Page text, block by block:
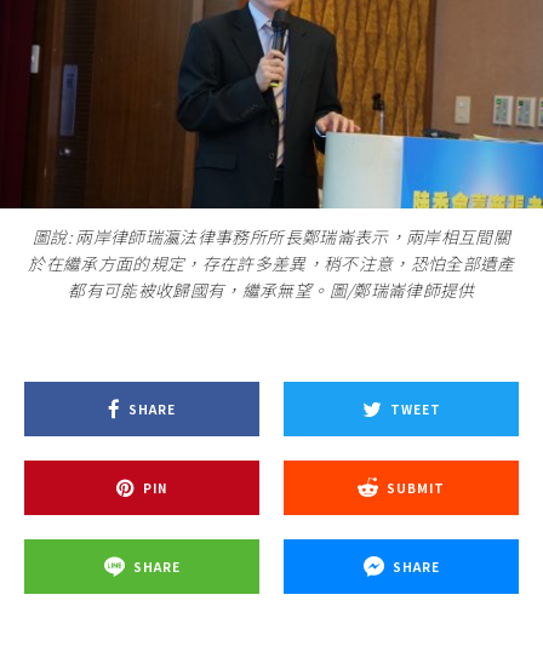
圖說: 兩岸律師瑞瀛法律事務所所長鄭瑞崙表示，兩岸相互間關
於在繼承方面的規定，存在許多差異，稍不注意，恐怕全部遺產
都有可能被收歸國有，繼承無望。圖/鄭瑞崙律師提供
SHARE TWEET
PIN SUBMIT
SHARE SHARE